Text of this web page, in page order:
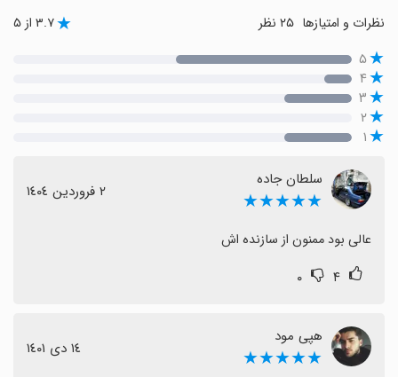
نظرات و امتیازها ۳.۷ از ۵
۵
۴
۳
۲
۱
سلطان جاده
★★★★★ ٢ فروردین ١٤٠٤
عالی بود ممنون از سازنده اش
۴ ۰
هپی مود
★★★★★ ١٤ دی ١٤٠١